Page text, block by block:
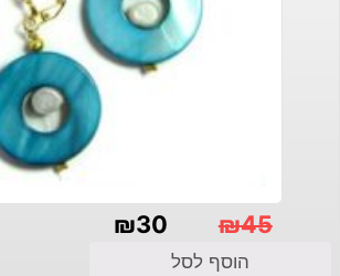
₪45
₪30
הוסף לסל